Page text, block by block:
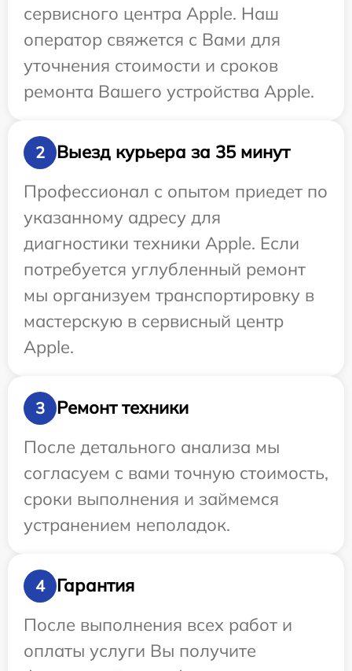
сервисного центра Apple. Наш
оператор свяжется с Вами для
уточнения стоимости и сроков
ремонта Вашего устройства Apple.
2
Выезд курьера за 35 минут
Профессионал с опытом приедет по
указанному адресу для
диагностики техники Apple. Если
потребуется углубленный ремонт
мы организуем транспортировку в
мастерскую в сервисный центр
Apple.
3
Ремонт техники
После детального анализа мы
согласуем с вами точную стоимость,
сроки выполнения и займемся
устранением неполадок.
4
Гарантия
После выполнения всех работ и
оплаты услуги Вы получите